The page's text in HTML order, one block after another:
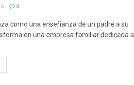
0
como una enseñanza de un padre a su
en una empresa familiar dedicada a